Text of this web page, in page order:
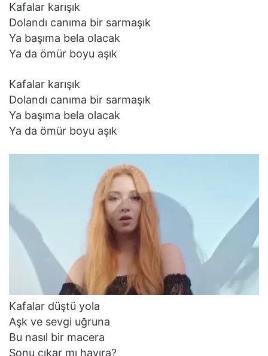
Kafalar karışık
Dolandı canıma bir sarmaşık
Ya başıma bela olacak
Ya da ömür boyu aşık
Kafalar karışık
Dolandı canıma bir sarmaşık
Ya başıma bela olacak
Ya da ömür boyu aşık
Kafalar düştü yola
Aşk ve sevgi uğruna
Bu nasıl bir macera
Sonu çıkar mı hayıra?